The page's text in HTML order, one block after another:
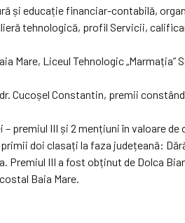
și educație financiar-contabilă,
tehnologică, profil Servicii,
Mare, Liceul Tehnologic „Marmația”
Cucoșel Constantin, premii
premiul III și 2 mențiuni în valoare de
doi clasați la faza județeană:
Premiul III a fost obținut de Dolca
Baia Mare.